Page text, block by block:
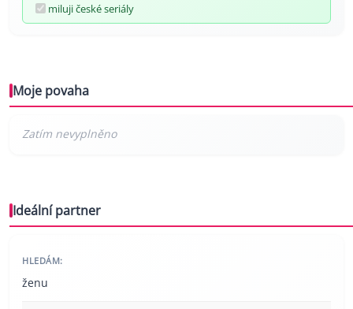
miluji české seriály
Moje povaha
Ideální partner
HLEDÁM:
ženu